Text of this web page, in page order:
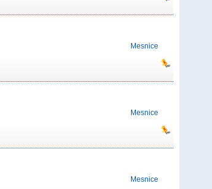
Mesnice
Mesnice
Mesnice